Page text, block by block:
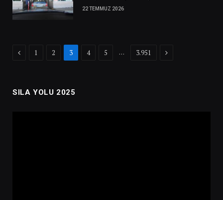
22 TEMMUZ 2026
Previous
1 2 3 4 5 … 3.951 Next
SILA YOLU 2025